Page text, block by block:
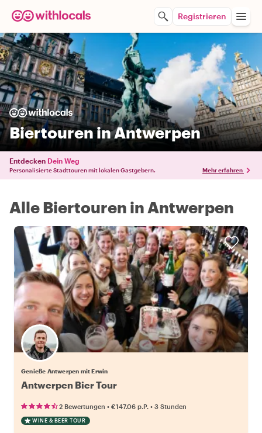
Registrieren
Biertouren in Antwerpen
Entdecken Dein Weg
Personalisierte Stadttouren mit lokalen Gastgebern. Mehr erfahren
Alle Biertouren in Antwerpen
Genieße Antwerpen mit Erwin
Antwerpen Bier Tour
2 Bewertungen • €147.06 p.P. • 3 Stunden
WINE & BEER TOUR